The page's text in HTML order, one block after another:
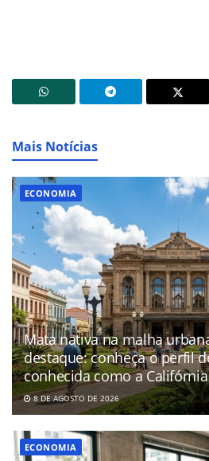
Mais Notícias
ECONOMIA
Mata nativa na malha
destaque: conheça o perfil
conhecida como a
8 DE AGOSTO DE 2026
ECONOMIA